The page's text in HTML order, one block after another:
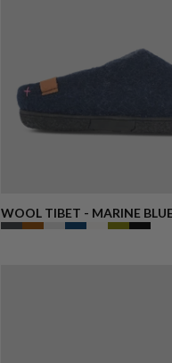
WOOL TIBET - MARINE